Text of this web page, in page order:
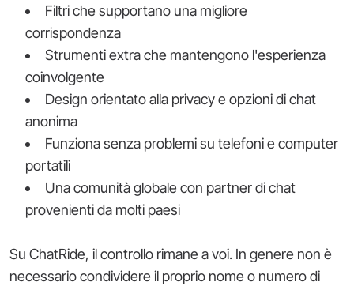
Filtri che supportano una migliore
corrispondenza
Strumenti extra che mantengono l'esperienza
coinvolgente
Design orientato alla privacy e opzioni di chat
anonima
Funziona senza problemi su telefoni e computer
portatili
Una comunità globale con partner di chat
provenienti da molti paesi
Su ChatRide, il controllo rimane a voi. In genere non è
necessario condividere il proprio nome o numero di